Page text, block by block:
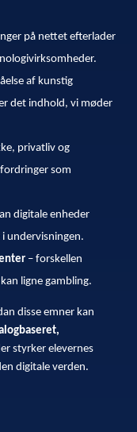
på nettet efterlader
af kunstig
det indhold, vi møder
privatliv og
som
digitale enheder
undervisningen.
– forskellen
ligne gambling.
disse emner kan
styrker elevernes
digitale verden.